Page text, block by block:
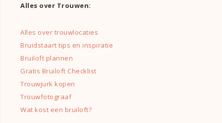
Alles over Trouwen:
Alles over trouwlocaties
Bruidstaart tips en inspiratie
Bruiloft plannen
Gratis Bruiloft Checklist
Trouwjurk kopen
Trouwfotograaf
Wat kost een bruiloft?